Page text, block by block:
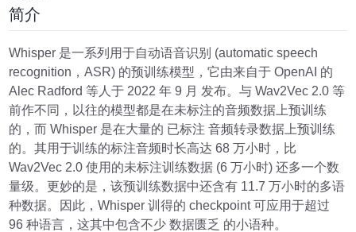
简介
Whisper 是一系列用于自动语音识别 (automatic speech
recognition，ASR) 的预训练模型，它由来自于 OpenAI 的
Alec Radford 等人于 2022 年 9 月 发布。与 Wav2Vec 2.0 等
前作不同，以往的模型都是在未标注的音频数据上预训练
的，而 Whisper 是在大量的 已标注 音频转录数据上预训练
的。其用于训练的标注音频时长高达 68 万小时，比
Wav2Vec 2.0 使用的未标注训练数据 (6 万小时) 还多一个数
量级。更妙的是，该预训练数据中还含有 11.7 万小时的多语
种数据。因此，Whisper 训得的 checkpoint 可应用于超过
96 种语言，这其中包含不少 数据匮乏 的小语种。